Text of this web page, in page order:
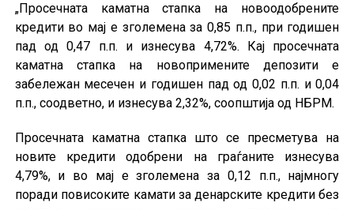
„Просечната каматна стапка на новоодобрените
кредити во мај е зголемена за 0,85 п.п., при годишен
пад од 0,47 п.п. и изнесува 4,72%. Кај просечната
каматна стапка на новопримените депозити е
забележан месечен и годишен пад од 0,02 п.п. и 0,04
п.п., соодветно, и изнесува 2,32%, соопштија од НБРМ.
Просечната каматна стапка што се пресметува на
новите кредити одобрени на граѓаните изнесува
4,79%, и во мај е зголемена за 0,12 п.п., најмногу
поради повисоките камати за денарските кредити без